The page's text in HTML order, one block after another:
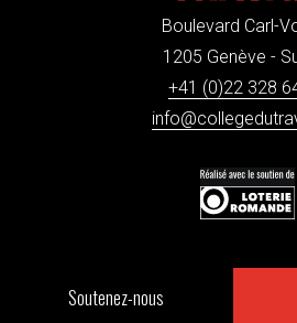
Soutenez-nous
Boulevard Carl-
1205 Genève -
+41 (0)22 328